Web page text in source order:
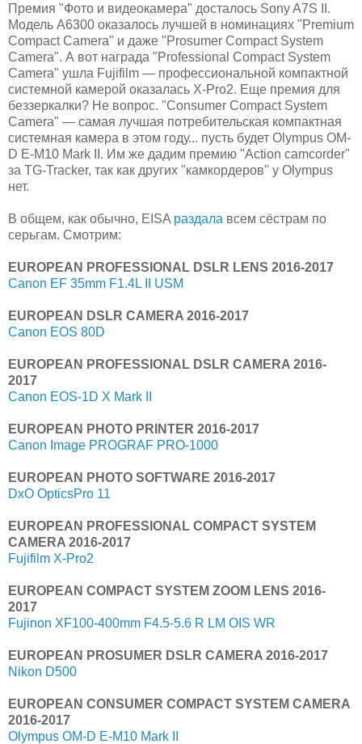
Премия "Фото и видеокамера" досталось Sony A7S II.
Модель A6300 оказалось лучшей в номинациях "Premium
Compact Camera" и даже "Prosumer Compact System
Camera". А вот награда "Professional Compact System
Camera" ушла Fujifilm — профессиональной компактной
системной камерой оказалась X-Pro2. Еще премия для
беззеркалки? Не вопрос. "Consumer Compact System
Camera" — самая лучшая потребительская компактная
системная камера в этом году... пусть будет Olympus OM-
D E-M10 Mark II. Им же дадим премию "Action camcorder"
за TG-Tracker, так как других "камкордеров" у Olympus
нет.
В общем, как обычно, EISA раздала всем сёстрам по
серьгам. Смотрим:
EUROPEAN PROFESSIONAL DSLR LENS 2016-2017
Canon EF 35mm F1.4L II USM
EUROPEAN DSLR CAMERA 2016-2017
Canon EOS 80D
EUROPEAN PROFESSIONAL DSLR CAMERA 2016-
2017
Canon EOS-1D X Mark II
EUROPEAN PHOTO PRINTER 2016-2017
Canon Image PROGRAF PRO-1000
EUROPEAN PHOTO SOFTWARE 2016-2017
DxO OpticsPro 11
EUROPEAN PROFESSIONAL COMPACT SYSTEM
CAMERA 2016-2017
Fujifilm X-Pro2
EUROPEAN COMPACT SYSTEM ZOOM LENS 2016-
2017
Fujinon XF100-400mm F4.5-5.6 R LM OIS WR
EUROPEAN PROSUMER DSLR CAMERA 2016-2017
Nikon D500
EUROPEAN CONSUMER COMPACT SYSTEM CAMERA
2016-2017
Olympus OM-D E-M10 Mark II